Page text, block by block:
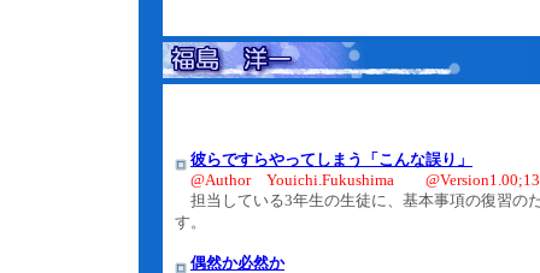
彼らですらやってしまう「こんな誤り」
@Author Youichi.Fukushima
担当している3年生の生徒に、基本事項の復習の
す。
偶然か必然か